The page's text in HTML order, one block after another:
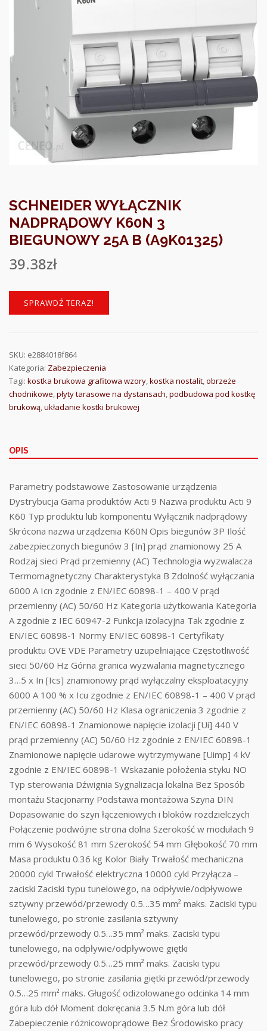
SCHNEIDER WYŁĄCZNIK
NADPRĄDOWY K60N 3
BIEGUNOWY 25A B (A9K01325)
39.38zł
SPRAWDŹ TERAZ!
SKU: e2884018f864
Kategoria: Zabezpieczenia
Tagi: kostka brukowa grafitowa wzory,kostka nostalit,obrzeże
chodnikowe,płyty tarasowe na dystansach,podbudowa pod kostkę
brukową,układanie kostki brukowej
OPIS
Parametry podstawowe Zastosowanie urządzenia
Dystrybucja Gama produktów Acti 9 Nazwa produktu Acti 9
K60 Typ produktu lub komponentu Wyłącznik nadprądowy
Skrócona nazwa urządzenia K60N Opis biegunów 3P Ilość
zabezpieczonych biegunów 3 [In] prąd znamionowy 25 A
Rodzaj sieci Prąd przemienny (AC) Technologia wyzwalacza
Termomagnetyczny Charakterystyka B Zdolność wyłączania
6000 A Icn zgodnie z EN/IEC 60898-1 – 400 V prąd
przemienny (AC) 50/60 Hz Kategoria użytkowania Kategoria
A zgodnie z IEC 60947-2 Funkcja izolacyjna Tak zgodnie z
EN/IEC 60898-1 Normy EN/IEC 60898-1 Certyfikaty
produktu OVE VDE Parametry uzupełniające Częstotliwość
sieci 50/60 Hz Górna granica wyzwalania magnetycznego
3…5 x In [Ics] znamionowy prąd wyłączalny eksploatacyjny
6000 A 100 % x Icu zgodnie z EN/IEC 60898-1 – 400 V prąd
przemienny (AC) 50/60 Hz Klasa ograniczenia 3 zgodnie z
EN/IEC 60898-1 Znamionowe napięcie izolacji [Ui] 440 V
prąd przemienny (AC) 50/60 Hz zgodnie z EN/IEC 60898-1
Znamionowe napięcie udarowe wytrzymywane [Uimp] 4 kV
zgodnie z EN/IEC 60898-1 Wskazanie położenia styku NO
Typ sterowania Dźwignia Sygnalizacja lokalna Bez Sposób
montażu Stacjonarny Podstawa montażowa Szyna DIN
Dopasowanie do szyn łączeniowych i bloków rozdzielczych
Połączenie podwójne strona dolna Szerokość w modułach 9
mm 6 Wysokość 81 mm Szerokość 54 mm Głębokość 70 mm
Masa produktu 0.36 kg Kolor Biały Trwałość mechaniczna
20000 cykl Trwałość elektryczna 10000 cykl Przyłącza –
zaciski Zaciski typu tunelowego, na odpływie/odpływowe
sztywny przewód/przewody 0.5…35 mm² maks. Zaciski typu
tunelowego, po stronie zasilania sztywny
przewód/przewody 0.5…35 mm² maks. Zaciski typu
tunelowego, na odpływie/odpływowe giętki
przewód/przewody 0.5…25 mm² maks. Zaciski typu
tunelowego, po stronie zasilania giętki przewód/przewody
0.5…25 mm² maks. Gługość odizolowanego odcinka 14 mm
góra lub dół Moment dokręcania 3.5 N.m góra lub dół
Zabepieczenie różnicowoprądowe Bez Środowisko pracy